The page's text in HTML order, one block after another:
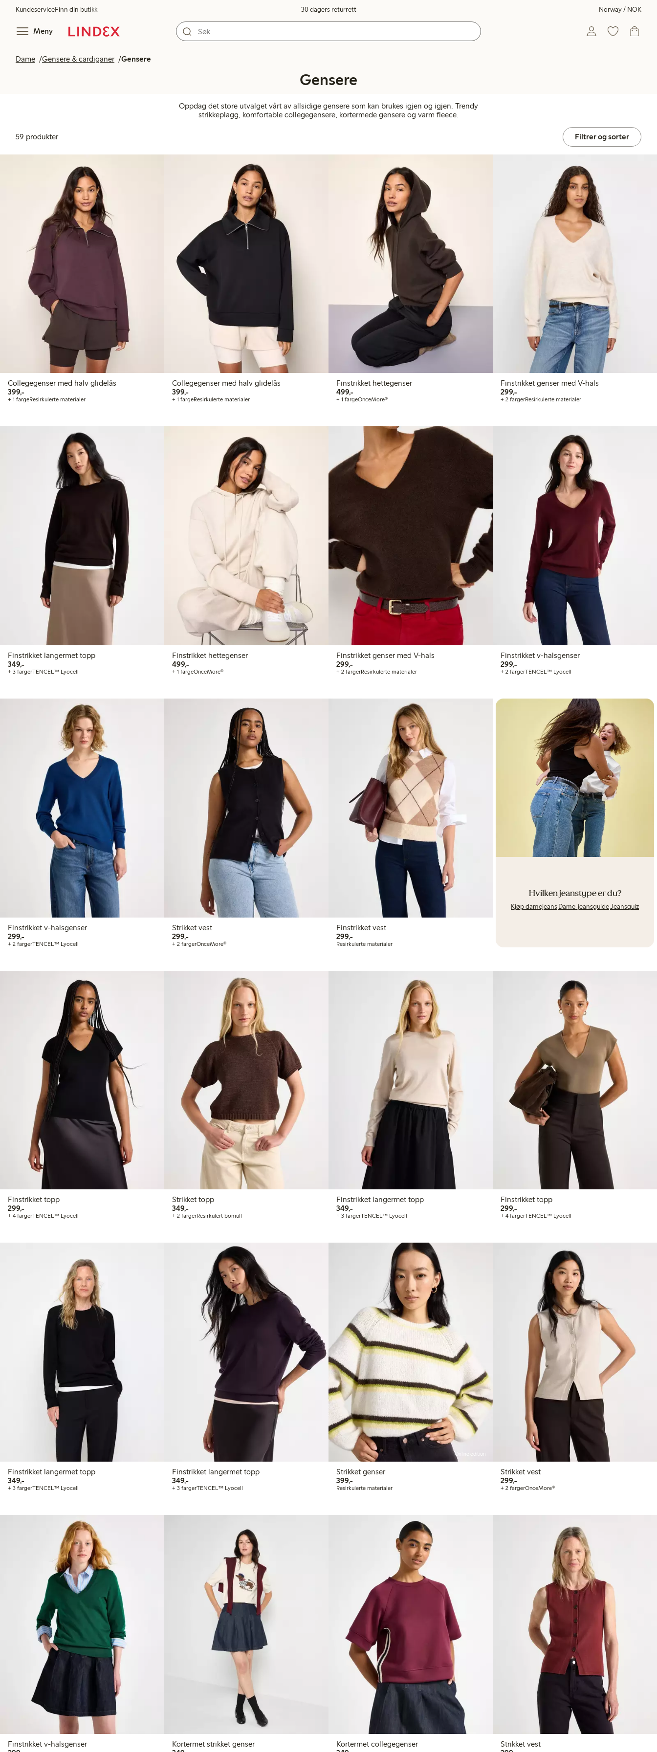
KundeserviceFinn din butikk 30 dagers returrett Norway / NOK
Meny
Dame Gensere & cardiganer Gensere
Gensere
Oppdag det store utvalget vårt av allsidige gensere som kan brukes igjen og igjen. Trendy
strikkeplagg, komfortable collegegensere, kortermede gensere og varm fleece.
59 produkter Filtrer og sorter
Collegegenser med halv glidelås
399,-399,00 kr
+ 1 fargeResirkulerte materialer
Collegegenser med halv glidelås
399,-399,00 kr
+ 1 fargeResirkulerte materialer
Finstrikket hettegenser
499,-499,00 kr
+ 1 fargeOnceMore®
Finstrikket genser med V-hals
299,-299,00 kr
+ 2 fargerResirkulerte materialer
Finstrikket langermet topp
349,-349,00 kr
+ 3 fargerTENCEL™ Lyocell
Finstrikket hettegenser
499,-499,00 kr
+ 1 fargeOnceMore®
Finstrikket genser med V-hals
299,-299,00 kr
+ 2 fargerResirkulerte materialer
Finstrikket v-halsgenser
299,-299,00 kr
+ 2 fargerTENCEL™ Lyocell
Finstrikket v-halsgenser
299,-299,00 kr
+ 2 fargerTENCEL™ Lyocell
Strikket vest
299,-299,00 kr
+ 2 fargerOnceMore®
Finstrikket vest
299,-299,00 kr
Resirkulerte materialer
Hvilken jeanstype er du?
Kjøp damejeansDame-jeansguideJeansquiz
Finstrikket topp
299,-299,00 kr
+ 4 fargerTENCEL™ Lyocell
Strikket topp
349,-349,00 kr
+ 2 fargerResirkulert bomull
Finstrikket langermet topp
349,-349,00 kr
+ 3 fargerTENCEL™ Lyocell
Finstrikket topp
299,-299,00 kr
+ 4 fargerTENCEL™ Lyocell
Finstrikket langermet topp
349,-349,00 kr
+ 3 fargerTENCEL™ Lyocell
Finstrikket langermet topp
349,-349,00 kr
+ 3 fargerTENCEL™ Lyocell
Online edition
Strikket genser
399,-399,00 kr
Resirkulerte materialer
Strikket vest
299,-299,00 kr
+ 2 fargerOnceMore®
Finstrikket v-halsgenser
Kortermet strikket genser
Kortermet collegegenser
Strikket vest